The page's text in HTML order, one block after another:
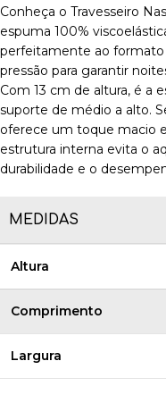
Conheça o Travesseiro
espuma 100%
perfeitamente ao formato
pressão para garantir
Com 13 cm de altura, é a
suporte de médio a alto.
oferece um toque macio
estrutura interna evita o
durabilidade e o
MEDIDAS
Altura
Comprimento
Largura